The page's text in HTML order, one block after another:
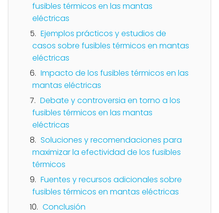
fusibles térmicos en las mantas
eléctricas
Ejemplos prácticos y estudios de
casos sobre fusibles térmicos en mantas
eléctricas
Impacto de los fusibles térmicos en las
mantas eléctricas
Debate y controversia en torno a los
fusibles térmicos en las mantas
eléctricas
Soluciones y recomendaciones para
maximizar la efectividad de los fusibles
térmicos
Fuentes y recursos adicionales sobre
fusibles térmicos en mantas eléctricas
Conclusión